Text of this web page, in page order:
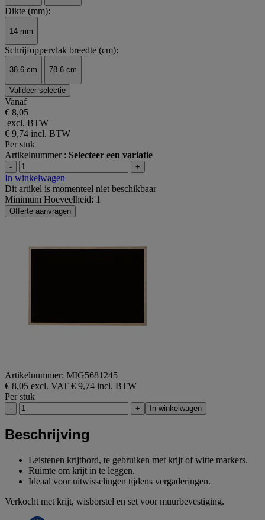
Dikte (mm):
14 mm
Schrijfoppervlak breedte (cm):
38.6 cm 78.6 cm
Valideer selectie
Vanaf
€ 8,05
excl. BTW
€ 9,74 incl. BTW
Per stuk
Artikelnummer : Selecteer een variatie
- +
In winkelwagen
Dit artikel is momenteel niet beschikbaar
Minimum Hoeveelheid: 1
Offerte aanvragen
Artikelnummer: MIG5681245
€ 8,05 excl. VAT € 9,74 incl. BTW
Per stuk
- + In winkelwagen
Beschrijving
Leistenen krijtbord, te gebruiken met krijt of witte markers.
Ruimte om krijt in te leggen.
Ideaal voor uitwisselingen tijdens vergaderingen.
Verkocht met krijt, wisborstel en set voor muurbevestiging.